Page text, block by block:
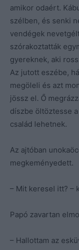
amikor odaért.
szélben, és senki
vendégek
szórakoztatták
gyereknek, aki
Az jutott eszébe,
megöleli és azt
jössz el. Ő
díszbe öltöztesse
család lehetnek.
Az ajtóban
megkeményedett.
– Mit keresel itt? –
Papó zavartan
– Hallottam az